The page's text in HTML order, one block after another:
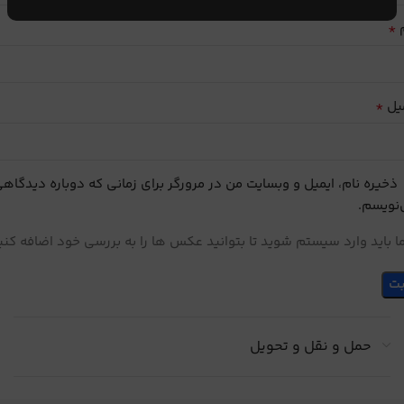
*
*
ذخیره نام، ایمیل و وبسایت من در مرورگر برای زمانی که دوباره
باید وارد سیستم شوید تا بتوانید عکس ها را به بررسی خود اضافه
حمل و نقل و تحویل